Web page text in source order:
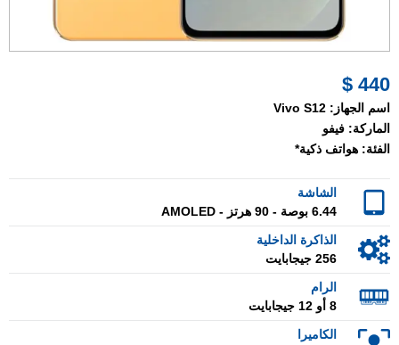
440 $
اسم الجهاز: Vivo S12
الماركة: فيفو
الفئة: هواتف ذكية*
الشاشة
6.44 بوصة - 90 هرتز - AMOLED
الذاكرة الداخلية
256 جيجابايت
الرام
8 أو 12 جيجابايت
الكاميرا